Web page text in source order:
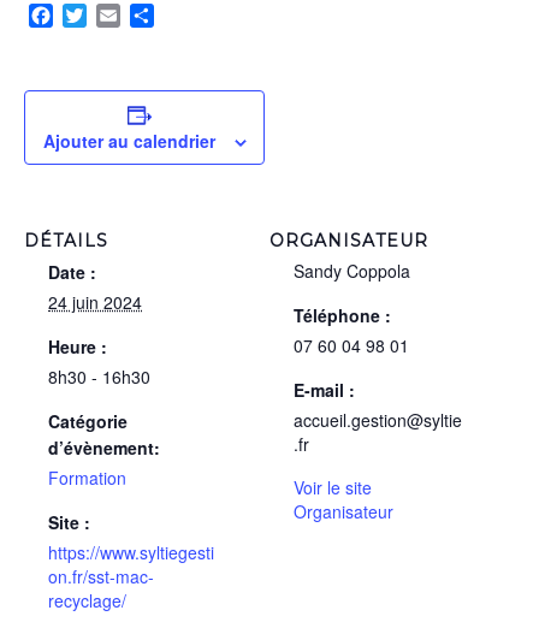
Facebook
TwitterEmail
Ajouter au calendrier
DÉTAILS
Date :
24 juin 2024
Heure :
8h30 - 16h30
Catégorie
d’évènement:
Formation
Site :
https://www.syltiegesti
on.fr/sst-mac-
recyclage/
ORGANISATEUR
Sandy Coppola
Téléphone :
07 60 04 98 01
E-mail :
accueil.gestion@syltie
.fr
Voir le site
Organisateur